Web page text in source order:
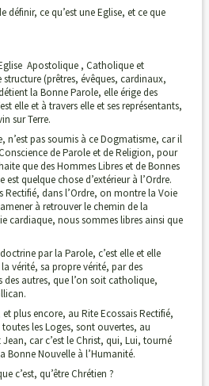
ce qu’est une Eglise, et ce que
Apostolique , Catholique et
(prêtres, évêques, cardinaux,
la Bonne Parole, elle érige des
elle et à travers elle et ses représentants,
sur Terre.
n’est pas soumis à ce Dogmatisme, car il
de Parole et de Religion, pour
que des Hommes Libres et de Bonnes
est quelque chose d’extérieur à l’Ordre.
Rectifié, dans l’Ordre, on montre la Voie
à retrouver le chemin de la
cardiaque, nous sommes libres ainsi que
par la Parole, c’est elle et elle
vérité, sa propre vérité, par des
des autres, que l’on soit catholique,
plus encore, au Rite Ecossais Rectifié,
les Loges, sont ouvertes, au
car c’est le Christ, qui, Lui, tourné
Bonne Nouvelle à l’Humanité.
c’est, qu’être Chrétien ?